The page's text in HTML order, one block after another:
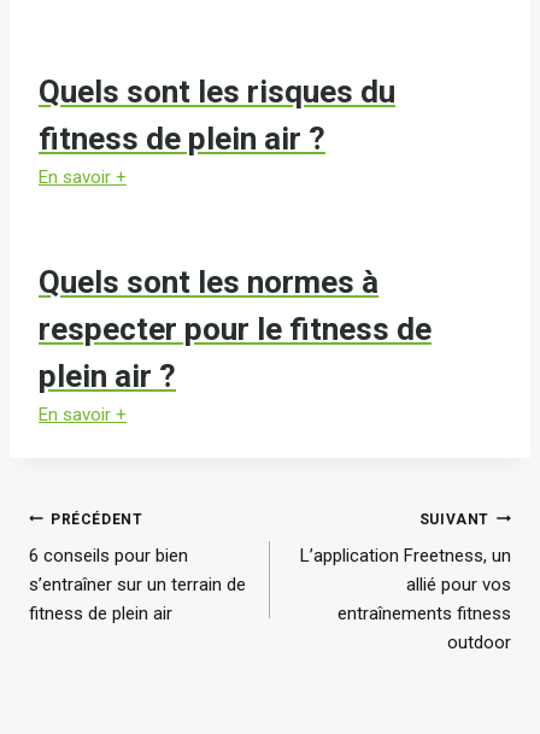
Quels sont les risques du
fitness de plein air ?
En savoir +
Quels sont les normes à
respecter pour le fitness de
plein air ?
En savoir +
Navigation
de
l’article
PRÉCÉDENT
6 conseils pour bien
s’entraîner sur un terrain de
fitness de plein air
SUIVANT
L’application Freetness, un
allié pour vos
entraînements fitness
outdoor